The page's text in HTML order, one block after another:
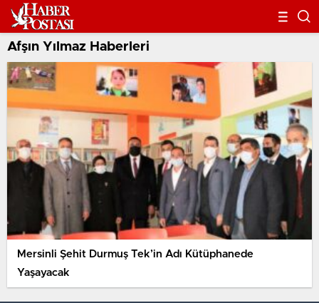
Afşın Yılmaz Haberleri
Mersinli Şehit Durmuş Tek’in Adı Kütüphanede
Yaşayacak